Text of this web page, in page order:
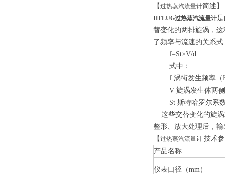
【过热蒸汽流量计简述】
HTLUG过热蒸汽流量计
替变化的两排旋涡，
了频率与流速的关系式
f=St×V/d
式中：
f 涡街发生频率（
V 旋涡发生体两侧
St 斯特哈罗尔系数
这些交替变化的旋涡
整形、放大处理后，
【过热蒸汽流量计 技术
产品名称
仪表口径（mm）